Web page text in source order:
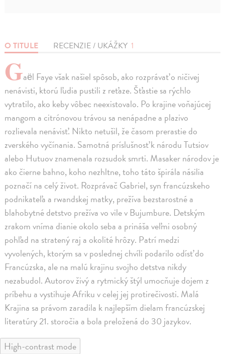
O TITULE RECENZIE / UKÁŽKY 1
Gaël Faye však našiel spôsob, ako rozprávať o ničivej
nenávisti, ktorú ľudia pustili z reťaze. Šťastie sa rýchlo
vytratilo, ako keby vôbec neexistovalo. Po krajine voňajúcej
mangom a citrónovou trávou sa nenápadne a plazivo
rozlievala nenávisť. Nikto netušil, že časom prerastie do
zverského vyčínania. Samotná príslušnosť k národu Tutsiov
alebo Hutuov znamenala rozsudok smrti. Masaker národov je
ako čierne bahno, koho nezhltne, toho táto špirála násilia
poznačí na celý život. Rozprávač Gabriel, syn francúzskeho
podnikateľa a rwandskej matky, prežíva bezstarostné a
blahobytné detstvo prežíva vo vile v Bujumbure. Detským
zrakom vníma dianie okolo seba a prináša veľmi osobný
pohľad na stratený raj a okolité hrôzy. Patrí medzi
vyvolených, ktorým sa v poslednej chvíli podarilo odísť do
Francúzska, ale na malú krajinu svojho detstva nikdy
nezabudol. Autorov živý a rytmický štýl umocňuje dojem z
príbehu a vystihuje Afriku v celej jej protirečivosti. Malá
Krajina sa právom zaradila k najlepším dielam francúzskej
literatúry 21. storočia a bola preložená do 30 jazykov.
High-contrast mode